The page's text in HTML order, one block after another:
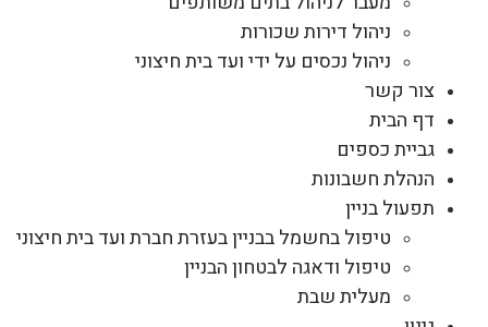
ניהול דירות שכורות
ניהול נכסים על ידי ועד בית חיצוני
צור קשר
דף הבית
גביית כספים
הנהלת חשבונות
תפעול בניין
טיפול בחשמל בבניין בעזרת חברת ועד בית חיצוני
טיפול ודאגה לבטחון הבניין
מעלית שבת